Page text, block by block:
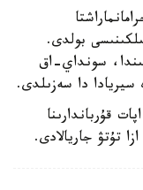
اقپاندا كاحرامانماراشتا
سىلكىنىسى بولدى.
10 پروۆينسياسىندا، سونداي-اق
دا سەزىلدى.
قۇرباندارىنا
تۇتۋ جاريالادى.